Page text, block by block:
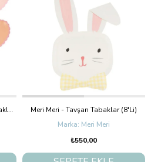
Meri Meri - Pastel Renk Kalp Tabaklar (8'Li)
Meri Meri - Tavşan Tabaklar (8'Li)
Meri Meri
₺550,00